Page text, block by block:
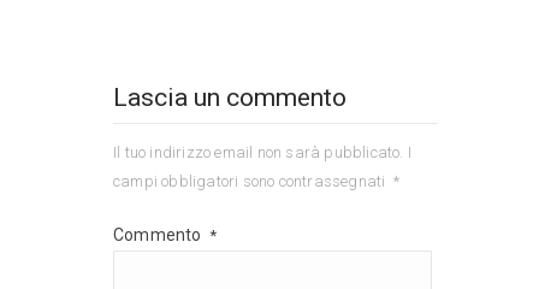
Lascia un commento
Il tuo indirizzo email non sarà pubblicato. I
campi obbligatori sono contrassegnati *
Commento *